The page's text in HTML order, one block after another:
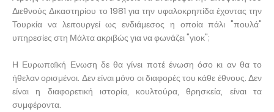
Διεθνούς Δικαστηρίου το 1981 για την υφαλοκρηπίδα έχοντας την
Τουρκία να λειτουργεί ως ενδιάμεσος η οποία πάλι "πουλά"
υπηρεσίες στη Μάλτα ακριβώς για να φωνάζει "γιοκ";
Η Ευρωπαϊκή Ενωση δε θα γίνει ποτέ ένωση όσο κι αν θα το
ήθελαν ορισμένοι. Δεν είναι μόνο οι διαφορές του κάθε έθνους. Δεν
είναι η διαφορετική ιστορία, κουλτούρα, θρησκεία, είναι τα
συμφέροντα.